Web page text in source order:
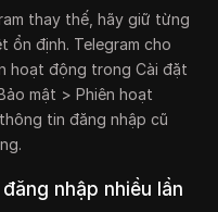
thay thế, hãy giữ từng
ổn định. Telegram cho
hoạt động trong Cài đặt
mật > Phiên hoạt
tin đăng nhập cũ
nhập nhiều lần